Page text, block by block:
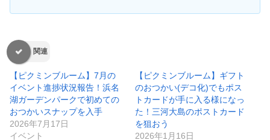
関連
【ピクミンブルーム】7月の
イベント進捗状況報告！浜名
湖ガーデンパークで初めての
おつかいスナップを入手
2026年7月17日
イベント
【ピクミンブルーム】ギフト
のおつかい(デコ化)でもポス
トカードが手に入る様になっ
た！三河大島のポストカード
を狙おう
2026年1月16日